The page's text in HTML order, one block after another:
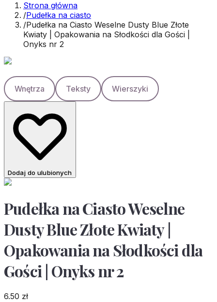
Strona główna
/Pudełka na ciasto
/Pudełka na Ciasto Weselne Dusty Blue Złote
Kwiaty | Opakowania na Słodkości dla Gości |
Onyks nr 2
Wnętrza Teksty Wierszyki
Dodaj do ulubionych
Pudełka na Ciasto Weselne
Dusty Blue Złote Kwiaty |
Opakowania na Słodkości dla
Gości | Onyks nr 2
6.50 zł